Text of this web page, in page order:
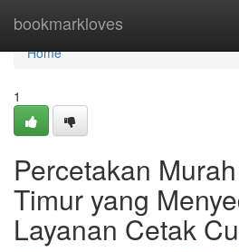
bookmarkloves
Home
Home
1
Percetakan
Timur yang
Layanan Cetak